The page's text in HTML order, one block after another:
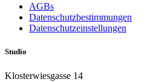
AGBs
Datenschutzbestimmungen
Datenschutzeinstellungen
Studio
Klosterwiesgasse 14